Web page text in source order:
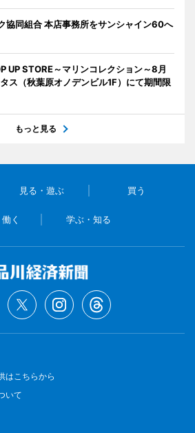
協同組合 本店事務所をサンシャイン60へ
UP STORE～マリンコレクション～8月
ス（秋葉原オノデンビル1F）にて期間限
もっと見る
見る・遊ぶ 買う
く 学ぶ・知る
はこちらから
いて